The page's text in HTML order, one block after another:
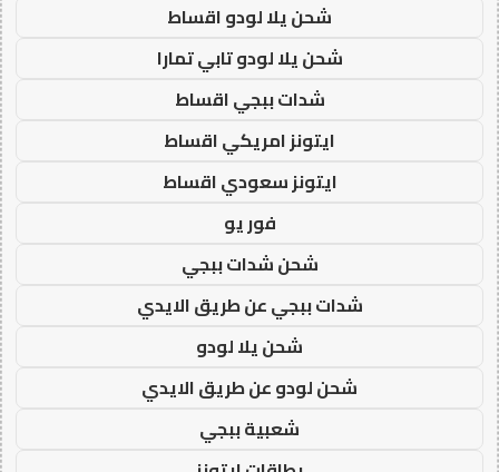
شحن يلا لودو اقساط
شحن يلا لودو تابي تمارا
شدات ببجي اقساط
ايتونز امريكي اقساط
ايتونز سعودي اقساط
فور يو
شحن شدات ببجي
شدات ببجي عن طريق الايدي
شحن يلا لودو
شحن لودو عن طريق الايدي
شعبية ببجي